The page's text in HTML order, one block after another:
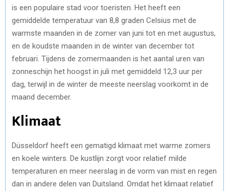
is een populaire stad voor toeristen. Het heeft een
gemiddelde temperatuur van 8,8 graden Celsius met de
warmste maanden in de zomer van juni tot en met augustus,
en de koudste maanden in de winter van december tot
februari. Tijdens de zomermaanden is het aantal uren van
zonneschijn het hoogst in juli met gemiddeld 12,3 uur per
dag, terwijl in de winter de meeste neerslag voorkomt in de
maand december.
Klimaat
Düsseldorf heeft een gematigd klimaat met warme zomers
en koele winters. De kustlijn zorgt voor relatief milde
temperaturen en meer neerslag in de vorm van mist en regen
dan in andere delen van Duitsland. Omdat het klimaat relatief